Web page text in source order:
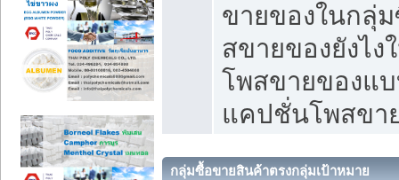
ขายของในกลุ่
สขายของยังไ
โพสขายของแ
แคปชั่นโพสขา
กลุ่มซื้อขายสินค้าตรงกลุ่มเป้าหมาย